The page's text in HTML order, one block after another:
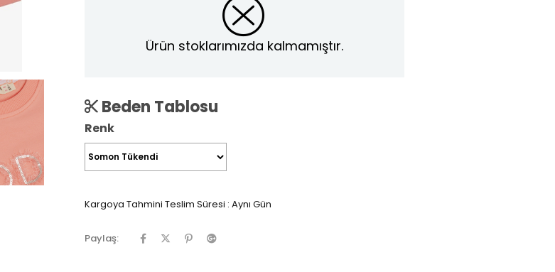
Ürün stoklarımızda kalmamıştır.
Beden Tablosu
Renk
Kargoya Tahmini Teslim Süresi : Aynı Gün
Paylaş: